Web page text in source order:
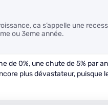
ca s’appelle une
ou 3eme année.
de 0%, une chute de 5% par
plus dévastateur, puisque